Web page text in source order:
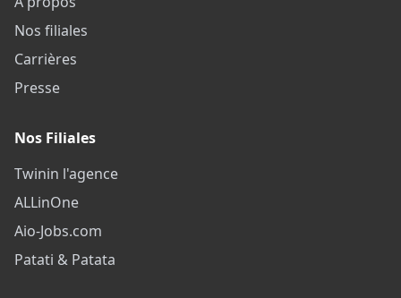
Nos filiales
Carrières
Presse
Nos Filiales
Twinin l'agence
ALLinOne
Aio-Jobs.com
Patati & Patata